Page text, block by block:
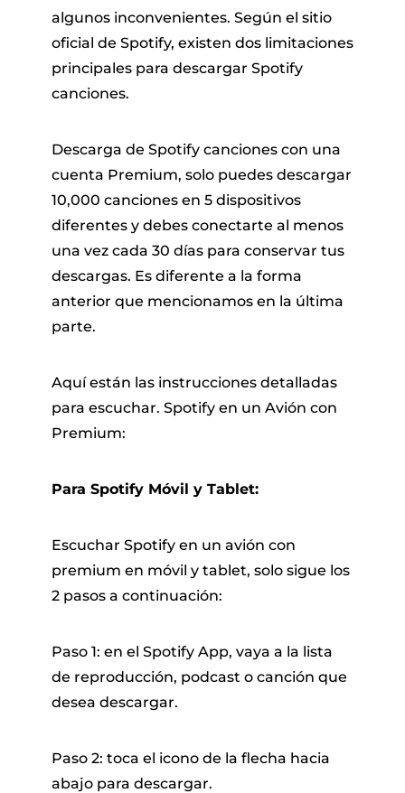
algunos inconvenientes. Según el sitio
oficial de Spotify, existen dos limitaciones
principales para descargar Spotify
canciones.
Descarga de Spotify canciones con una
cuenta Premium, solo puedes descargar
10,000 canciones en 5 dispositivos
diferentes y debes conectarte al menos
una vez cada 30 días para conservar tus
descargas. Es diferente a la forma
anterior que mencionamos en la última
parte.
Aquí están las instrucciones detalladas
para escuchar. Spotify en un Avión con
Premium:
Para Spotify Móvil y Tablet:
Escuchar Spotify en un avión con
premium en móvil y tablet, solo sigue los
2 pasos a continuación:
Paso 1: en el Spotify App, vaya a la lista
de reproducción, podcast o canción que
desea descargar.
Paso 2: toca el icono de la flecha hacia
abajo para descargar.